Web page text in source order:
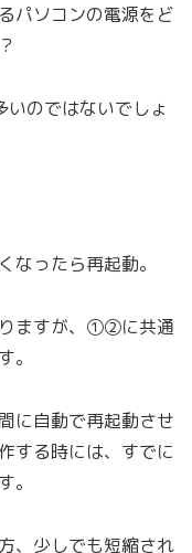
パソコンの電源をど
のではないでしょ
ったら再起動。
ますが、①②に共通
。
に自動で再起動させ
する時には、すでに
。
、少しでも短縮され